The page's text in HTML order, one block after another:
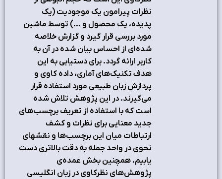
نظرات پیرامون یک موجودیت (یک
پدیده، یک محصول و ...) توسط ماشین
مورد بررسی قرار گیرد و گزارش خلاصه
شده‌ای از احساس بیان شده در آن به
کاربر ارائه گردد. برای دستیابی به این
هدف تکنیک‌‌های آماری، داده کاوی و
پردازش زبان طبیعی مورد استفاده قرار
می‌گیرند. در این پژوهش تلاش شده
است که با استفاده از تعریف برچسب‌‌های
جدید معنایی برای نظرات و کشف
ارتباطات میان این برچسب‌‌ها و نقشهای
نحوی در واحد جمله به دقت بالاتری دست
یابیم. همچنین بخش عمده‌ی
پژوهش‌‌های نظرکاوی در زبان انگلیسی